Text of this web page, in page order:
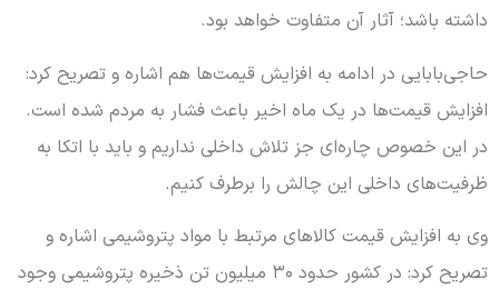
داشته باشد؛ آثار آن متفاوت خواهد بود.
حاجی‌بابایی در ادامه به افزایش قیمت‌ها هم اشاره و تصریح کرد:
افزایش قیمت‌ها در یک ماه اخیر باعث فشار به مردم شده است.
در این خصوص چاره‌ای جز تلاش داخلی نداریم و باید با اتکا به
ظرفیت‌های داخلی این چالش را برطرف کنیم.
وی به افزایش قیمت کالاهای مرتبط با مواد پتروشیمی اشاره و
تصریح کرد: در کشور حدود ۳۰ میلیون تن ذخیره پتروشیمی وجود